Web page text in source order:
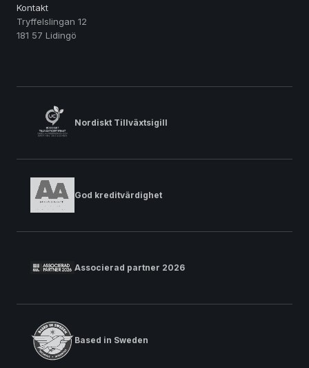
Kontakt
Tryffelslingan 12
181 57 Lidingö
Nordiskt Tillväxtsigill
God kreditvärdighet
Associerad partner 2026
Based in Sweden